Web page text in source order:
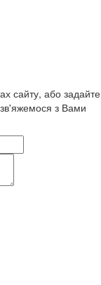
сайту, або задайте
з Вами